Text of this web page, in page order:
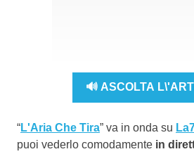
🔊 ASCOLTA
“L'Aria Che Tira” va in onda su
puoi vederlo comodamente in